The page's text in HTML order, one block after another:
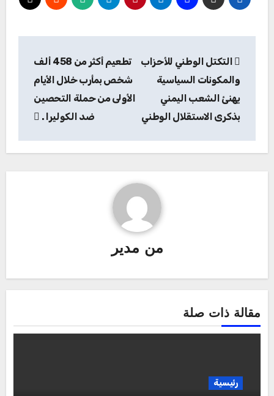
المقالات
التكتل الوطني للأحزاب
والمكونات السياسية
يهنئ الشعب اليمني
بذكرى الاستقلال الوطني
تطعيم أكثر من 458 ألف
شخص بمأرب خلال الأيام
الأولى من حملة التحصين
ضد الكوليرا .
من مدير
مقالة ذات صلة
رئيسية